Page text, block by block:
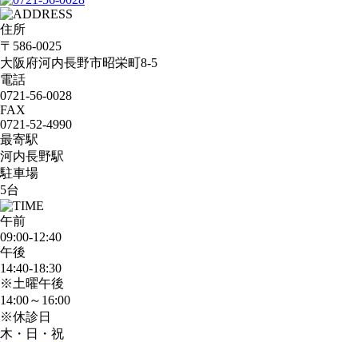
住所
〒586-0025
大阪府河内長野市昭栄町8-5
電話
0721-56-0028
FAX
0721-52-4990
最寄駅
河内長野駅
駐車場
5台
午前
09:00-12:40
午後
14:40-18:30
※土曜午後
14:00～16:00
※休診日
木・日・祝